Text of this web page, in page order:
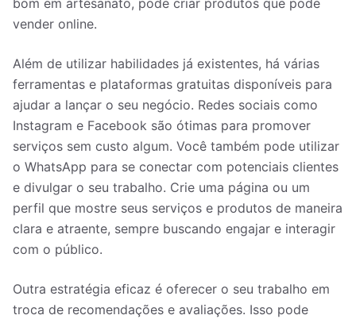
bom em artesanato, pode criar produtos que pode
vender online.
Além de utilizar habilidades já existentes, há várias
ferramentas e plataformas gratuitas disponíveis para
ajudar a lançar o seu negócio. Redes sociais como
Instagram e Facebook são ótimas para promover
serviços sem custo algum. Você também pode utilizar
o WhatsApp para se conectar com potenciais clientes
e divulgar o seu trabalho. Crie uma página ou um
perfil que mostre seus serviços e produtos de maneira
clara e atraente, sempre buscando engajar e interagir
com o público.
Outra estratégia eficaz é oferecer o seu trabalho em
troca de recomendações e avaliações. Isso pode